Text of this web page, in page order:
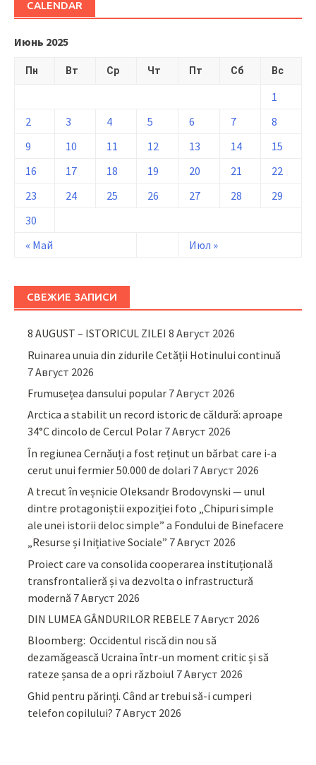
CALENDAR
Июнь 2025
Пн Вт Ср Чт Пт Сб Вс
« Май Июл »
1
2
3 4 5 6 7
8
9
10 11 12 13 14
15
16
17 18 19 20 21
22
23
24 25 26 27 28
29
30
СВЕЖИЕ ЗАПИСИ
8 AUGUST – ISTORICUL ZILEI 8 Август 2026
Ruinarea unuia din zidurile Cetății Hotinului continuă
7 Август 2026
Frumusețea dansului popular 7 Август 2026
Arctica a stabilit un record istoric de căldură: aproape
34°C dincolo de Cercul Polar 7 Август 2026
În regiunea Cernăuți a fost reținut un bărbat care i-a
cerut unui fermier 50.000 de dolari 7 Август 2026
A trecut în veșnicie Oleksandr Brodovynski — unul
dintre protagoniștii expoziției foto „Chipuri simple
ale unei istorii deloc simple” a Fondului de Binefacere
„Resurse și Inițiative Sociale” 7 Август 2026
Proiect care va consolida cooperarea instituțională
transfrontalieră și va dezvolta o infrastructură
modernă 7 Август 2026
DIN LUMEA GÂNDURILOR REBELE 7 Август 2026
Bloomberg: Occidentul riscă din nou să
dezamăgească Ucraina într-un moment critic și să
rateze șansa de a opri războiul 7 Август 2026
Ghid pentru părinţi. Când ar trebui să-i cumperi
telefon copilului? 7 Август 2026